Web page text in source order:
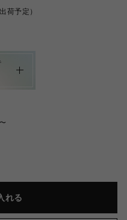
荷予定）
れる